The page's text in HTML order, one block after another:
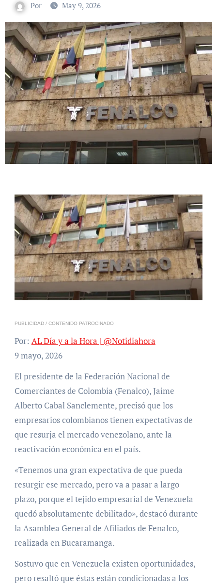
Por May 9, 2026
PUBLICIDAD / CONTENIDO PATROCINADO
Por: AL Día y a la Hora | @Notidiahora
9 mayo, 2026
El presidente de la Federación Nacional de
Comerciantes de Colombia (Fenalco), Jaime
Alberto Cabal Sanclemente, precisó que los
empresarios colombianos tienen expectativas de
que resurja el mercado venezolano, ante la
reactivación económica en el país.
«Tenemos una gran expectativa de que pueda
resurgir ese mercado, pero va a pasar a largo
plazo, porque el tejido empresarial de Venezuela
quedó absolutamente debilitado», destacó durante
la Asamblea General de Afiliados de Fenalco,
realizada en Bucaramanga.
Sostuvo que en Venezuela existen oportunidades,
pero resaltó que éstas están condicionadas a los